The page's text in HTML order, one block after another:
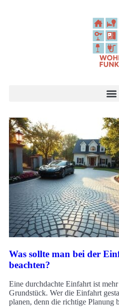
Was sollte man bei der
beachten?
Eine durchdachte Einfahrt ist
Grundstück. Wer die Einfahrt
planen, denn die richtige Planung